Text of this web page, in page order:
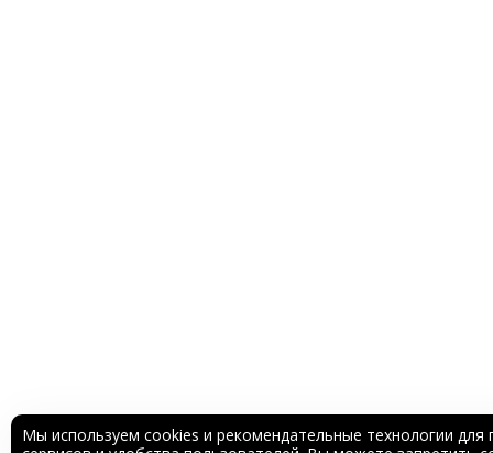
Мы используем cookies и рекомендательные технологии для